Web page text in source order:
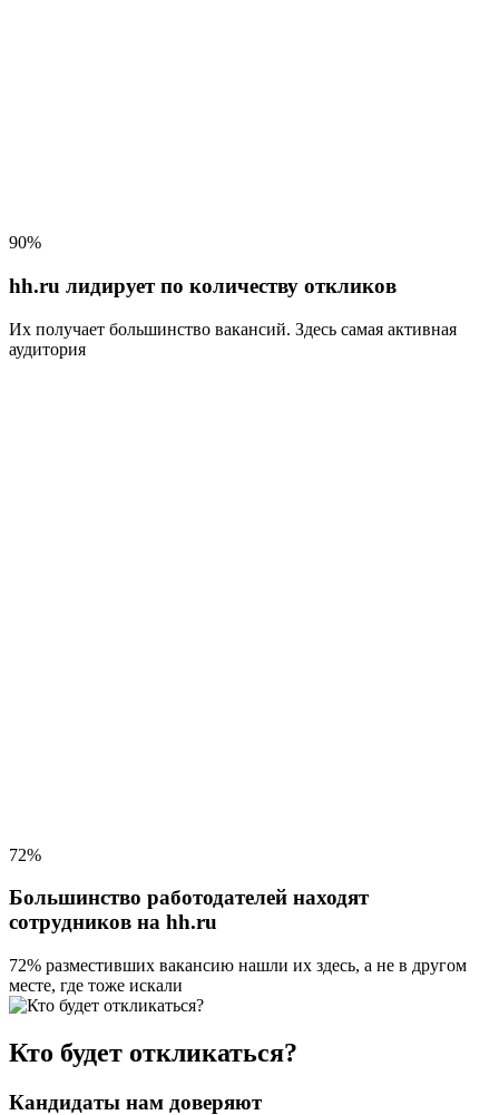
90%
hh.ru лидирует по количеству откликов
Их получает большинство вакансий. Здесь самая активная
аудитория
72%
Большинство работодателей находят
сотрудников на hh.ru
72% разместивших вакансию нашли их здесь, а не в другом
месте, где тоже искали
Кто будет откликаться?
Кандидаты нам доверяют